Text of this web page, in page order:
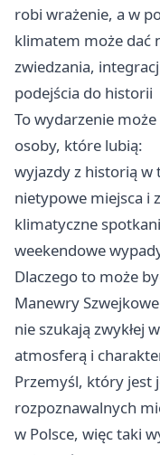
robi wrażenie, a w
klimatem może dać
zwiedzania,
podejścia do historii
To wydarzenie
osoby, które lubią:
wyjazdy z historią w
nietypowe miejsca i
klimatyczne
weekendowe
Dlaczego to może
Manewry
nie szukają zwykłej
atmosferą i
Przemyśl, który jest
rozpoznawalnych
w Polsce, więc taki